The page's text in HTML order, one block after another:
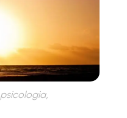
psicologia,